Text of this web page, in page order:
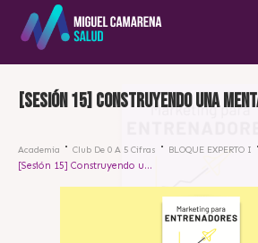
[Sesión 15] Construyendo una
Academia Club De 0 A 5 Cifras BLOQUE EXPERTO I
[Sesión 15] Construyendo una mentalidad ganadora